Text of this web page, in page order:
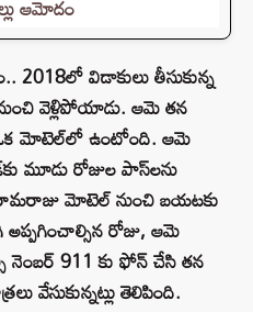
ఆమోదం
2018లో విడాకులు తీసుకున్న
వెళ్లిపోయాడు. ఆమె తన
మోటెల్‌లో ఉంటోంది. ఆమె
మూడు రోజుల పాస్‌లను
మోటెల్ నుంచి బయటకు
అప్పగించాల్సిన రోజు, ఆమె
నెంబర్ 911 కు ఫోన్ చేసి తన
వేసుకున్నట్లు తెలిపింది.